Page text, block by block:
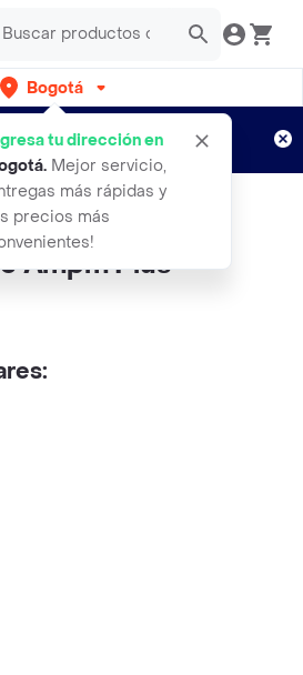
Bogotá
tu dirección en
. Mejor servicio,
más rápidas y
precios más
por semanas
Aplican TyC
Para Cabello
Ampm Plus